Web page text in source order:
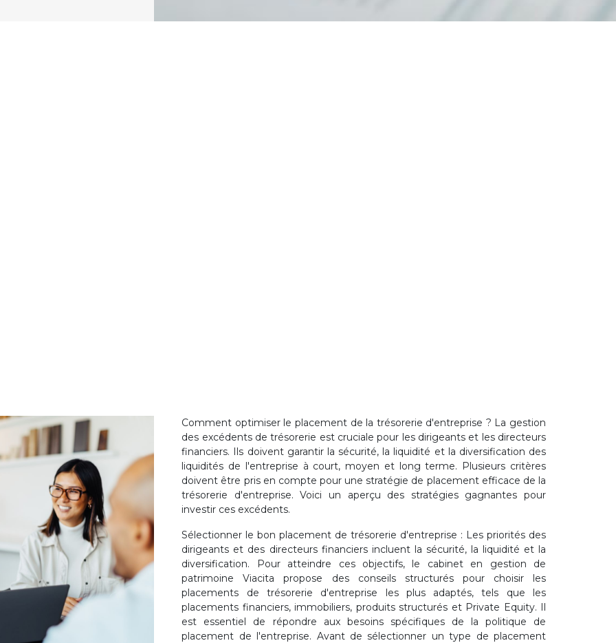
Comment optimiser le placement de la trésorerie d'entreprise ? La gestion
des excédents de trésorerie est cruciale pour les dirigeants et les directeurs
financiers. Ils doivent garantir la sécurité, la liquidité et la diversification des
liquidités de l'entreprise à court, moyen et long terme. Plusieurs critères
doivent être pris en compte pour une stratégie de placement efficace de la
trésorerie d'entreprise. Voici un aperçu des stratégies gagnantes pour
investir ces excédents.
Sélectionner le bon placement de trésorerie d'entreprise : Les priorités des
dirigeants et des directeurs financiers incluent la sécurité, la liquidité et la
diversification. Pour atteindre ces objectifs, le cabinet en gestion de
patrimoine Viacita propose des conseils structurés pour choisir les
placements de trésorerie d'entreprise les plus adaptés, tels que les
placements financiers, immobiliers, produits structurés et Private Equity. Il
est essentiel de répondre aux besoins spécifiques de la politique de
placement de l'entreprise. Avant de sélectionner un type de placement